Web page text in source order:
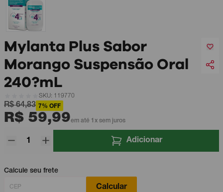
Mylanta Plus Sabor
Morango Suspensão Oral
240?mL
SKU: 119770
R$ 64,83 7% OFF
R$ 59,99em até 1x sem juros
Adicionar
Calcule seu frete
Calcular